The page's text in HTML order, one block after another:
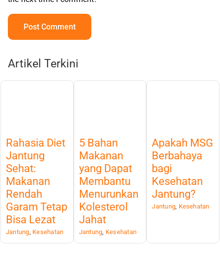
Artikel Terkini
Rahasia Diet
Jantung
Sehat:
Makanan
Rendah
Garam Tetap
Bisa Lezat
Jantung Kesehatan
5 Bahan
Makanan
yang Dapat
Membantu
Menurunkan
Kolesterol
Jahat
Jantung Kesehatan
Apakah MSG
Berbahaya
bagi
Kesehatan
Jantung?
Jantung Kesehatan